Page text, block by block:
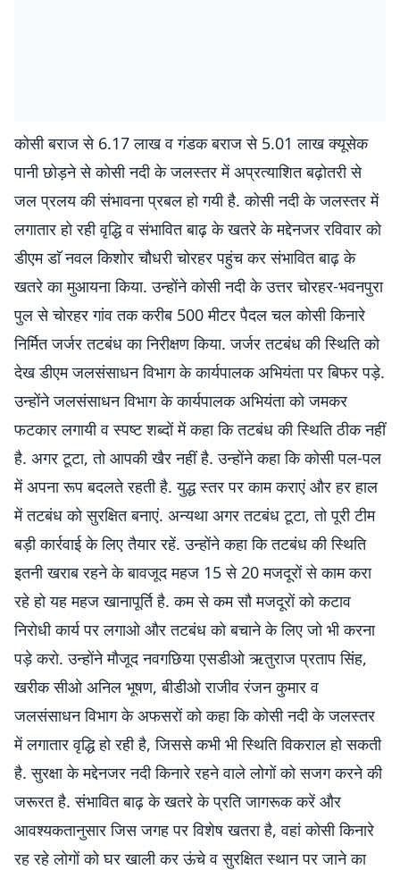
कोसी बराज से 6.17 लाख व गंडक बराज से 5.01 लाख क्यूसेक
पानी छोड़ने से कोसी नदी के जलस्तर में अप्रत्याशित बढ़ोतरी से
जल प्रलय की संभावना प्रबल हो गयी है. कोसी नदी के जलस्तर में
लगातार हो रही वृद्धि व संभावित बाढ़ के खतरे के मद्देनजर रविवार को
डीएम डाॅ नवल किशोर चौधरी चोरहर पहुंच कर संभावित बाढ़ के
खतरे का मुआयना किया. उन्होंने कोसी नदी के उत्तर चोरहर-भवनपुरा
पुल से चोरहर गांव तक करीब 500 मीटर पैदल चल कोसी किनारे
निर्मित जर्जर तटबंध का निरीक्षण किया. जर्जर तटबंध की स्थिति को
देख डीएम जलसंसाधन विभाग के कार्यपालक अभियंता पर बिफर पड़े.
उन्होंने जलसंसाधन विभाग के कार्यपालक अभियंता को जमकर
फटकार लगायी व स्पष्ट शब्दों में कहा कि तटबंध की स्थिति ठीक नहीं
है. अगर टूटा, तो आपकी खैर नहीं है. उन्होंने कहा कि कोसी पल-पल
में अपना रूप बदलते रहती है. युद्ध स्तर पर काम कराएं और हर हाल
में तटबंध को सुरक्षित बनाएं. अन्यथा अगर तटबंध टूटा, तो पूरी टीम
बड़ी कार्रवाई के लिए तैयार रहें. उन्होंने कहा कि तटबंध की स्थिति
इतनी खराब रहने के बावजूद महज 15 से 20 मजदूरों से काम करा
रहे हो यह महज खानापूर्ति है. कम से कम सौ मजदूरों को कटाव
निरोधी कार्य पर लगाओ और तटबंध को बचाने के लिए जो भी करना
पड़े करो. उन्होंने मौजूद नवगछिया एसडीओ ऋतुराज प्रताप सिंह,
खरीक सीओ अनिल भूषण, बीडीओ राजीव रंजन कुमार व
जलसंसाधन विभाग के अफसरों को कहा कि कोसी नदी के जलस्तर
में लगातार वृद्धि हो रही है, जिससे कभी भी स्थिति विकराल हो सकती
है. सुरक्षा के मद्देनजर नदी किनारे रहने वाले लोगों को सजग करने की
जरूरत है. संभावित बाढ़ के खतरे के प्रति जागरूक करें और
आवश्यकतानुसार जिस जगह पर विशेष खतरा है, वहां कोसी किनारे
रह रहे लोगों को घर खाली कर ऊंचे व सुरक्षित स्थान पर जाने का